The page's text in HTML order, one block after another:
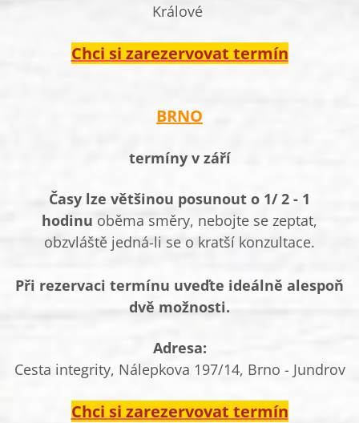
Králové
Chci si zarezervovat termín
BRNO
termíny v září
Časy lze většinou posunout o 1/ 2 - 1
hodinu oběma směry, nebojte se zeptat,
obzvláště jedná-li se o kratší konzultace.
Při rezervaci termínu uveďte ideálně alespoň
dvě možnosti.
Adresa:
Cesta integrity, Nálepkova 197/14, Brno - Jundrov
Chci si zarezervovat termín